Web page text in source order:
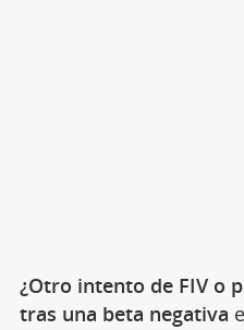
¿Otro intento de FIV o
tras una beta negativa